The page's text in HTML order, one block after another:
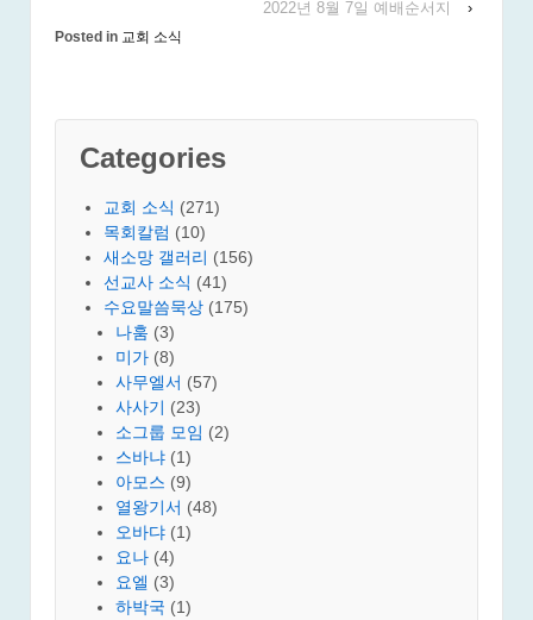
2022년 8월 7일 예배순서지
›
Posted in 교회 소식
Categories
교회 소식 (271)
목회칼럼 (10)
새소망 갤러리 (156)
선교사 소식 (41)
수요말씀묵상 (175)
나훔 (3)
미가 (8)
사무엘서 (57)
사사기 (23)
소그룹 모임 (2)
스바냐 (1)
아모스 (9)
열왕기서 (48)
오바댜 (1)
요나 (4)
요엘 (3)
하박국 (1)